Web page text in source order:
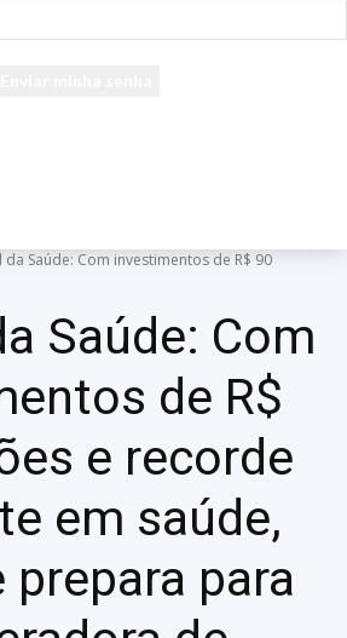
da Saúde: Com investimentos de R$ 90
Saúde: Com
de R$
e recorde
em saúde,
prepara para